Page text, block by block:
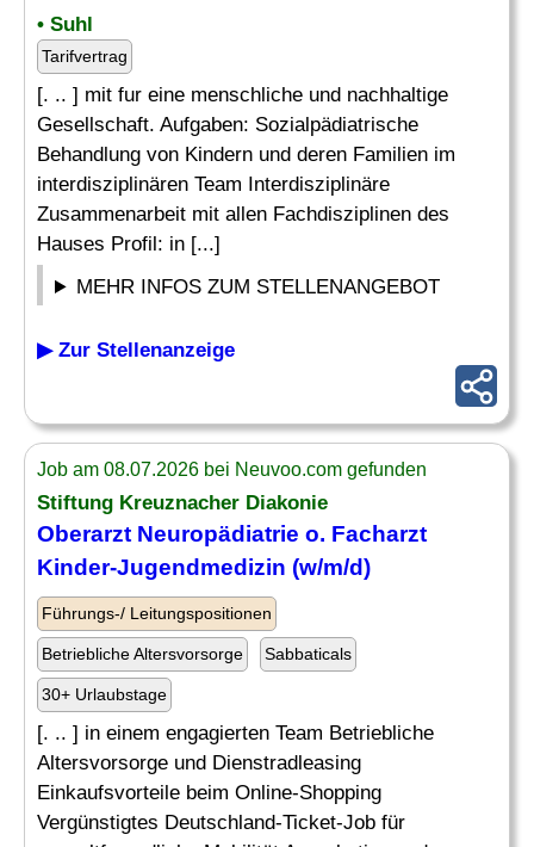
• Suhl
Tarifvertrag
[. .. ] mit fur eine menschliche und nachhaltige
Gesellschaft. Aufgaben: Sozialpädiatrische
Behandlung von Kindern und deren Familien im
interdisziplinären Team Interdisziplinäre
Zusammenarbeit mit allen Fachdisziplinen des
Hauses Profil: in [...]
MEHR INFOS ZUM STELLENANGEBOT
▶ Zur Stellenanzeige
Job am 08.07.2026 bei Neuvoo.com gefunden
Stiftung Kreuznacher Diakonie
Oberarzt Neuropädiatrie o. Facharzt
Kinder-Jugendmedizin (w/m/d)
Führungs-/ Leitungspositionen
Betriebliche Altersvorsorge Sabbaticals
30+ Urlaubstage
[. .. ] in einem engagierten Team Betriebliche
Altersvorsorge und Dienstradleasing
Einkaufsvorteile beim Online-Shopping
Vergünstigtes Deutschland-Ticket-Job für